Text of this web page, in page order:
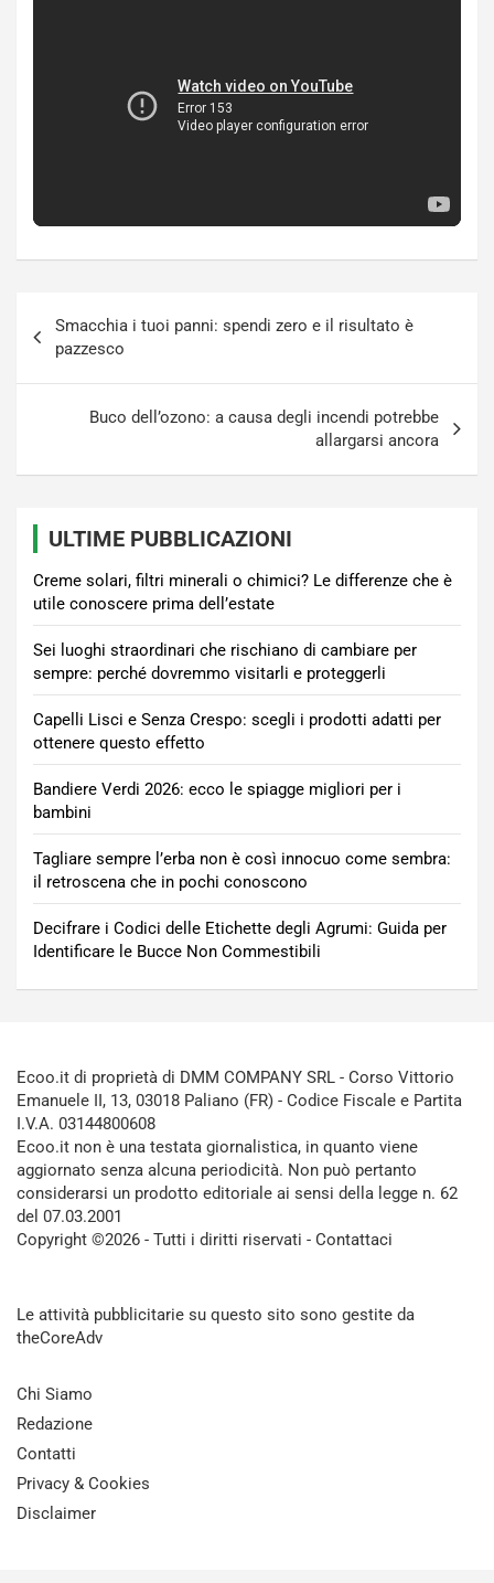
articoli
Smacchia i tuoi panni: spendi zero e il risultato è
pazzesco
Buco dell’ozono: a causa degli incendi potrebbe
allargarsi ancora
ULTIME PUBBLICAZIONI
Creme solari, filtri minerali o chimici? Le differenze che è
utile conoscere prima dell’estate
Sei luoghi straordinari che rischiano di cambiare per
sempre: perché dovremmo visitarli e proteggerli
Capelli Lisci e Senza Crespo: scegli i prodotti adatti per
ottenere questo effetto
Bandiere Verdi 2026: ecco le spiagge migliori per i
bambini
Tagliare sempre l’erba non è così innocuo come sembra:
il retroscena che in pochi conoscono
Decifrare i Codici delle Etichette degli Agrumi: Guida per
Identificare le Bucce Non Commestibili
Ecoo.it di proprietà di DMM COMPANY SRL - Corso Vittorio
Emanuele II, 13, 03018 Paliano (FR) - Codice Fiscale e Partita
I.V.A. 03144800608
Ecoo.it non è una testata giornalistica, in quanto viene
aggiornato senza alcuna periodicità. Non può pertanto
considerarsi un prodotto editoriale ai sensi della legge n. 62
del 07.03.2001
Copyright ©2026 - Tutti i diritti riservati - Contattaci
Le attività pubblicitarie su questo sito sono gestite da
theCoreAdv
Chi Siamo
Redazione
Contatti
Privacy & Cookies
Disclaimer